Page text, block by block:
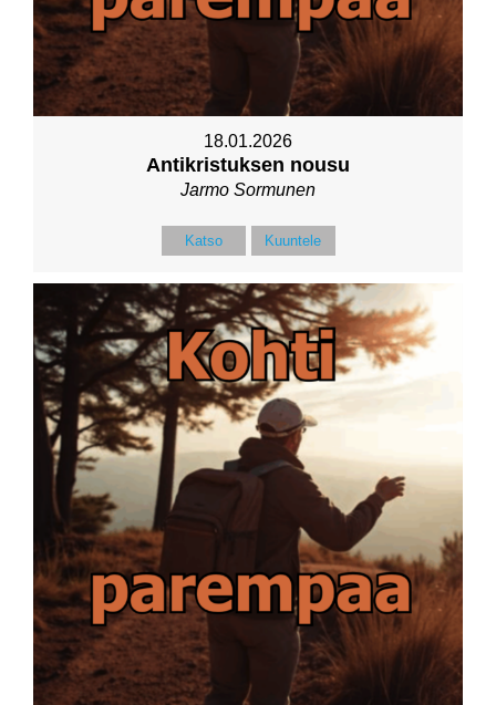
18.01.2026
Antikristuksen nousu
Jarmo Sormunen
Katso Kuuntele